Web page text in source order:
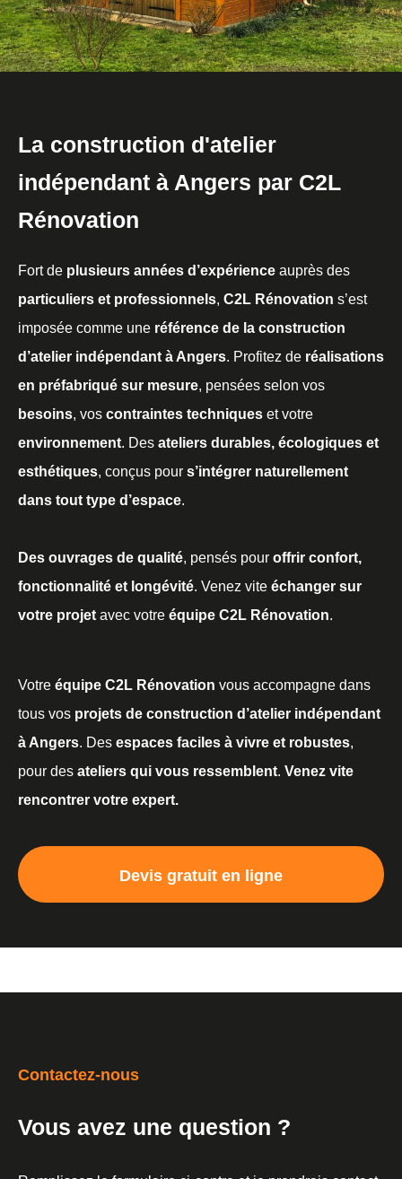
La construction d'atelier
indépendant à Angers par C2L
Rénovation
Fort de plusieurs années d’expérience auprès des
particuliers et professionnels, C2L Rénovation s’est
imposée comme une référence de la construction
d’atelier indépendant à Angers. Profitez de réalisations
en préfabriqué sur mesure, pensées selon vos
besoins, vos contraintes techniques et votre
environnement. Des ateliers durables, écologiques et
esthétiques, conçus pour s’intégrer naturellement
dans tout type d’espace.
Des ouvrages de qualité, pensés pour offrir confort,
fonctionnalité et longévité. Venez vite échanger sur
votre projet avec votre équipe C2L Rénovation.
Votre équipe C2L Rénovation vous accompagne dans
tous vos projets de construction d’atelier indépendant
à Angers. Des espaces faciles à vivre et robustes,
pour des ateliers qui vous ressemblent. Venez vite
rencontrer votre expert.
Devis gratuit en ligne
Contactez-nous
Vous avez une question ?